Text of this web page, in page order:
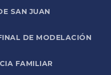
SAN JUAN
DE MODELACIÓN
FAMILIAR